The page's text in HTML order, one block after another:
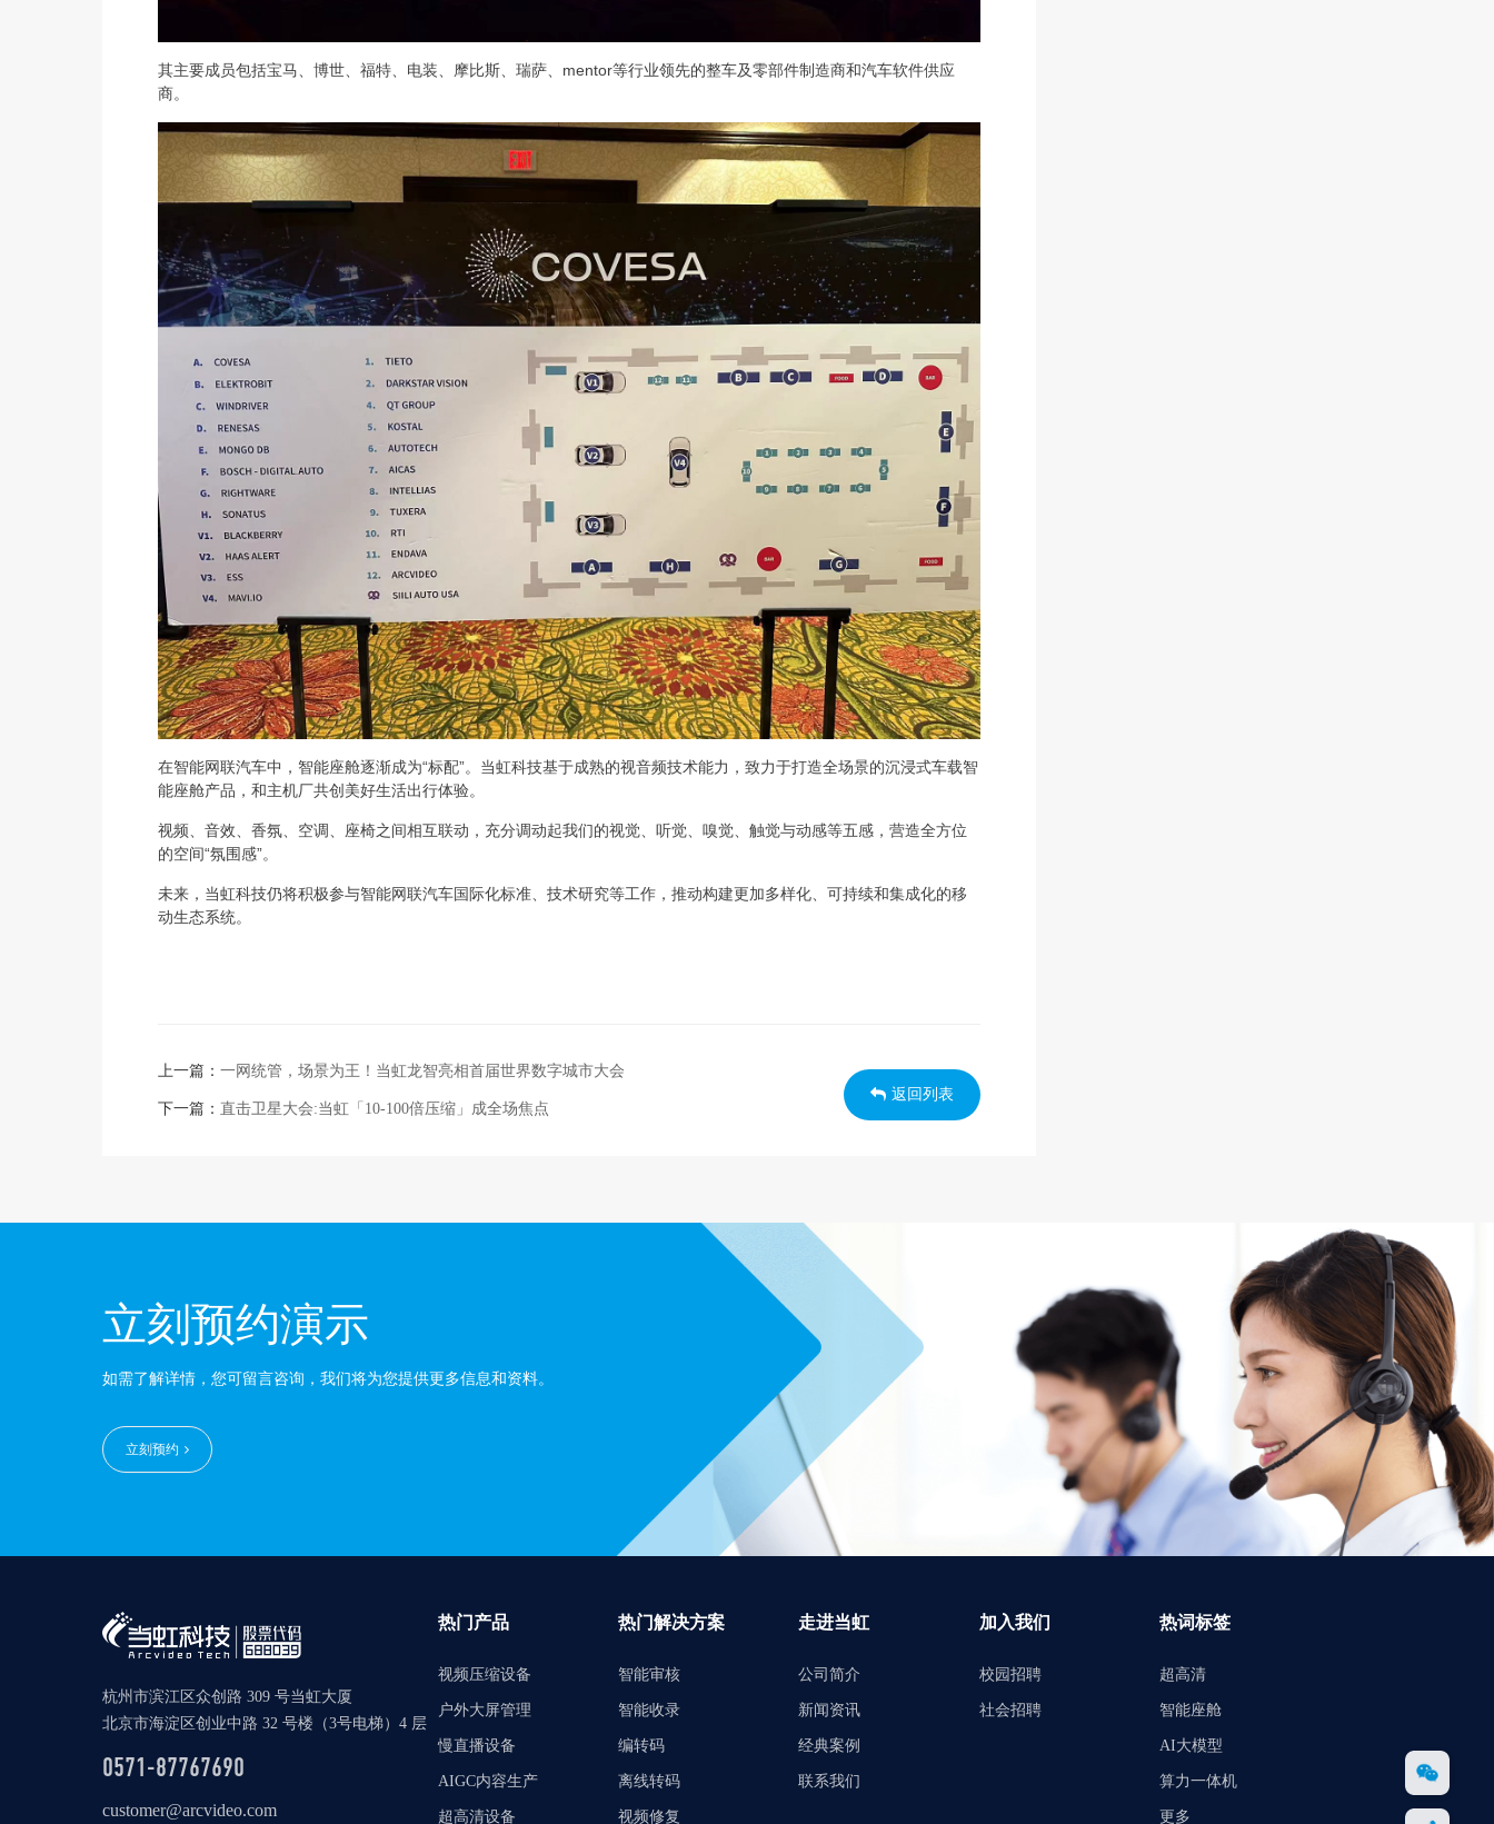
其主要成员包括宝马、博世、福特、电装、摩比斯、瑞萨、mentor等行业领先的整车及零部件制造商和汽车软件供应
商。
在智能网联汽车中，智能座舱逐渐成为“标配”。当虹科技基于成熟的视音频技术能力，致力于打造全场景的沉浸式车载智
能座舱产品，和主机厂共创美好生活出行体验。
视频、音效、香氛、空调、座椅之间相互联动，充分调动起我们的视觉、听觉、嗅觉、触觉与动感等五感，营造全方位
的空间“氛围感”。
未来，当虹科技仍将积极参与智能网联汽车国际化标准、技术研究等工作，推动构建更加多样化、可持续和集成化的移
动生态系统。
上一篇： 一网统管，场景为王！当虹龙智亮相首届世界数字城市大会
下一篇： 直击卫星大会:当虹「10-100倍压缩」成全场焦点
返回列表
立刻预约演示
如需了解详情，您可留言咨询，我们将为您提供更多信息和资料。
立刻预约
杭州市滨江区众创路 309 号当虹大厦
北京市海淀区创业中路 32 号楼（3号电梯）4 层
0571-87767690
customer@arcvideo.com
热门产品
视频压缩设备
户外大屏管理
慢直播设备
AIGC内容生产
超高清设备
热门解决方案
智能审核
智能收录
编转码
离线转码
视频修复
走进当虹
公司简介
新闻资讯
经典案例
联系我们
加入我们
校园招聘
社会招聘
热词标签
超高清
智能座舱
AI大模型
算力一体机
更多